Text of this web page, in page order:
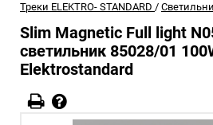
Треки ELEKTRO- STANDARD /
Slim Magnetic Full light
светильник 85028/01
Elektrostandard